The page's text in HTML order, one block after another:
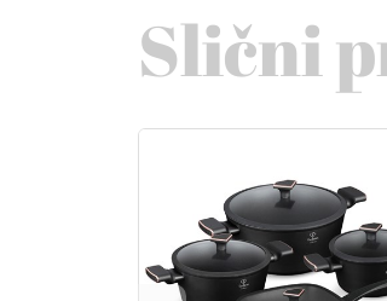
Slični